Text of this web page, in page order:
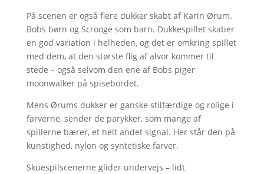
På scenen er også flere dukker skabt af Karin Ørum.
Bobs børn og Scrooge som barn. Dukkespillet skaber
en god variation i helheden, og det er omkring spillet
med dem, at den største flig af alvor kommer til
stede – også selvom den ene af Bobs piger
moonwalker på spisebordet.
Mens Ørums dukker er ganske stilfærdige og rolige i
farverne, sender de parykker, som mange af
spillerne bærer, et helt andet signal. Her står den på
kunstighed, nylon og syntetiske farver.
Skuespilscenerne glider undervejs – lidt